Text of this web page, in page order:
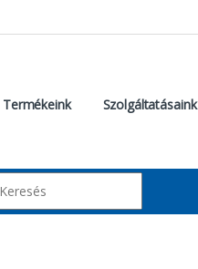
Termékeink Szolgáltatásaink